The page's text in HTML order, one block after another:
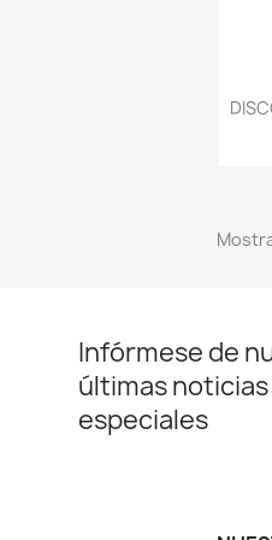
Infórmese de
últimas
especiales